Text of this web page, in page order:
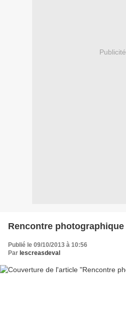
Publicité
Rencontre photographique
Publié le 09/10/2013 à 10:56
Par lescreasdeval